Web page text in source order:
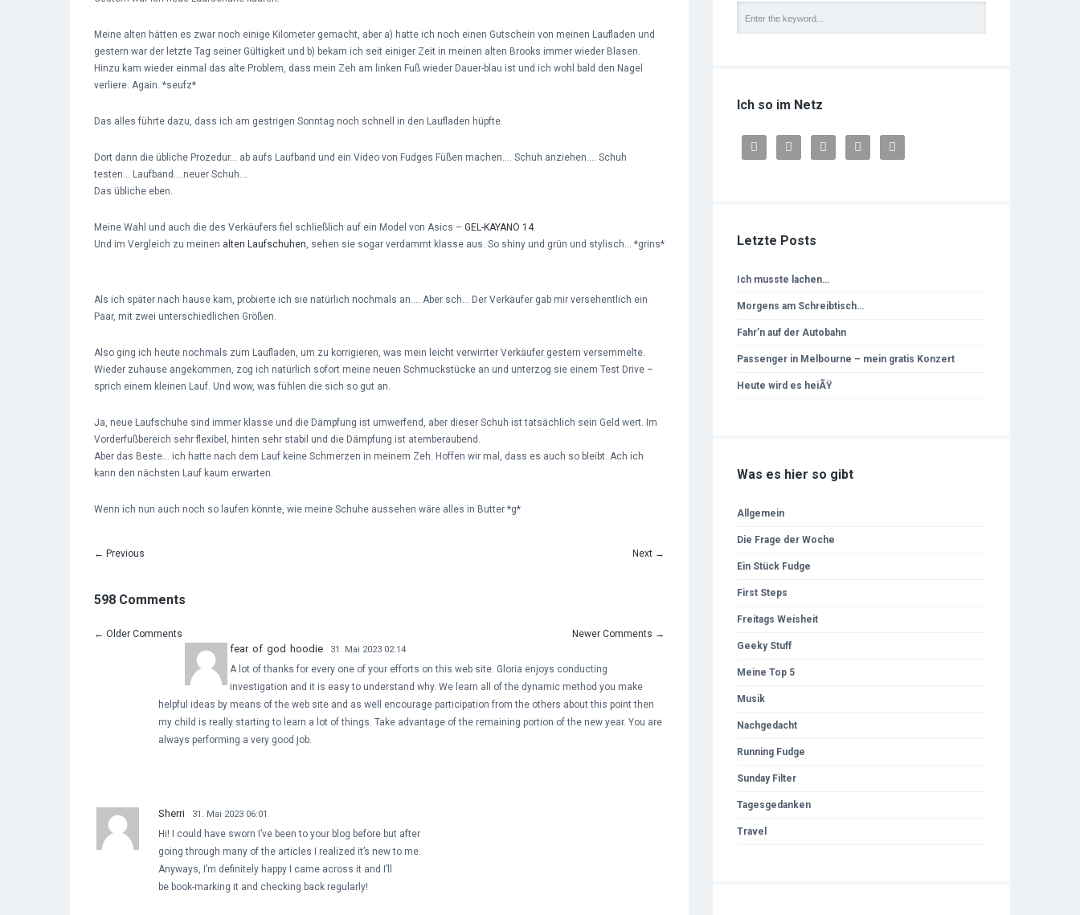
Meine alten hätten es zwar noch einige Kilometer gemacht, aber a) hatte ich noch einen Gutschein von meinen Laufladen und
gestern war der letzte Tag seiner Gültigkeit und b) bekam ich seit einiger Zeit in meinen alten Brooks immer wieder Blasen.
Hinzu kam wieder einmal das alte Problem, dass mein Zeh am linken Fuß wieder Dauer-blau ist und ich wohl bald den Nagel
verliere. Again. *seufz*
Das alles führte dazu, dass ich am gestrigen Sonntag noch schnell in den Laufladen hüpfte.
Dort dann die übliche Prozedur… ab aufs Laufband und ein Video von Fudges Füßen machen…. Schuh anziehen…. Schuh
testen… Laufband….neuer Schuh….
Das übliche eben.
Meine Wahl und auch die des Verkäufers fiel schließlich auf ein Model von Asics – GEL-KAYANO 14.
Und im Vergleich zu meinen alten Laufschuhen, sehen sie sogar verdammt klasse aus. So shiny und grün und stylisch… *grins*
Als ich später nach hause kam, probierte ich sie natürlich nochmals an…. Aber sch… Der Verkäufer gab mir versehentlich ein
Paar, mit zwei unterschiedlichen Größen.
Also ging ich heute nochmals zum Laufladen, um zu korrigieren, was mein leicht verwirrter Verkäufer gestern versemmelte.
Wieder zuhause angekommen, zog ich natürlich sofort meine neuen Schmuckstücke an und unterzog sie einem Test Drive –
sprich einem kleinen Lauf. Und wow, was fühlen die sich so gut an.
Ja, neue Laufschuhe sind immer klasse und die Dämpfung ist umwerfend, aber dieser Schuh ist tatsächlich sein Geld wert. Im
Vorderfußbereich sehr flexibel, hinten sehr stabil und die Dämpfung ist atemberaubend.
Aber das Beste… ich hatte nach dem Lauf keine Schmerzen in meinem Zeh. Hoffen wir mal, dass es auch so bleibt. Ach ich
kann den nächsten Lauf kaum erwarten.
Wenn ich nun auch noch so laufen könnte, wie meine Schuhe aussehen wäre alles in Butter *g*
← Previous Next →
598 Comments
← Older Comments Newer Comments →
fear of god hoodie 31. Mai 2023 02:14
A lot of thanks for every one of your efforts on this web site. Gloria enjoys conducting
investigation and it is easy to understand why. We learn all of the dynamic method you make
helpful ideas by means of the web site and as well encourage participation from the others about this point then
my child is really starting to learn a lot of things. Take advantage of the remaining portion of the new year. You are
always performing a very good job.
Sherri 31. Mai 2023 06:01
Hi! I could have sworn I’ve been to your blog before but after
going through many of the articles I realized it’s new to me.
Anyways, I’m definitely happy I came across it and I’ll
be book-marking it and checking back regularly!
Ich so im Netz
    
Letzte Posts
Ich musste lachen…
Morgens am Schreibtisch…
Fahr’n auf der Autobahn
Passenger in Melbourne – mein gratis Konzert
Heute wird es heiÃŸ
Was es hier so gibt
Allgemein
Die Frage der Woche
Ein Stück Fudge
First Steps
Freitags Weisheit
Geeky Stuff
Meine Top 5
Musik
Nachgedacht
Running Fudge
Sunday Filter
Tagesgedanken
Travel